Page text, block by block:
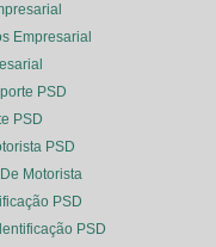
Empresarial
PSD
PSD
PSD
Motorista
PSD
PSD